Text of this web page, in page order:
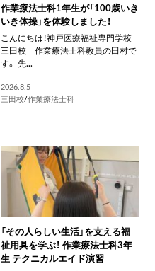
作業療法士科1年生が「100歳いき
いき体操」を体験しました！
こんにちは！神戸医療福祉専門学校
三田校 作業療法士科教員の田村で
す。 先...
2026.8.5
三田校/作業療法士科
「その人らしい生活」を支える福
祉用具を学ぶ！ 作業療法士科3年
生 テクニカルエイド演習